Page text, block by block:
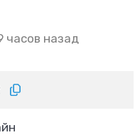
часов назад